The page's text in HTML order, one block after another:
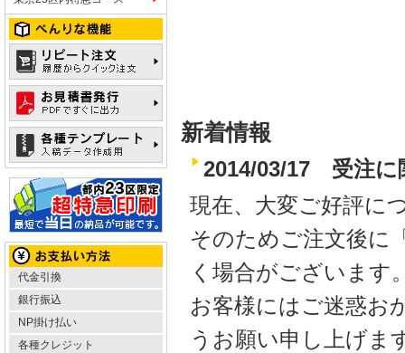
代金引換
銀行振込
NP掛け払い
各種クレジット
新着情報
2014/03/17 受注に
現在、大変ご好評に
そのためご注文後に
く場合がございます
お客様にはご迷惑お
うお願い申し上げま